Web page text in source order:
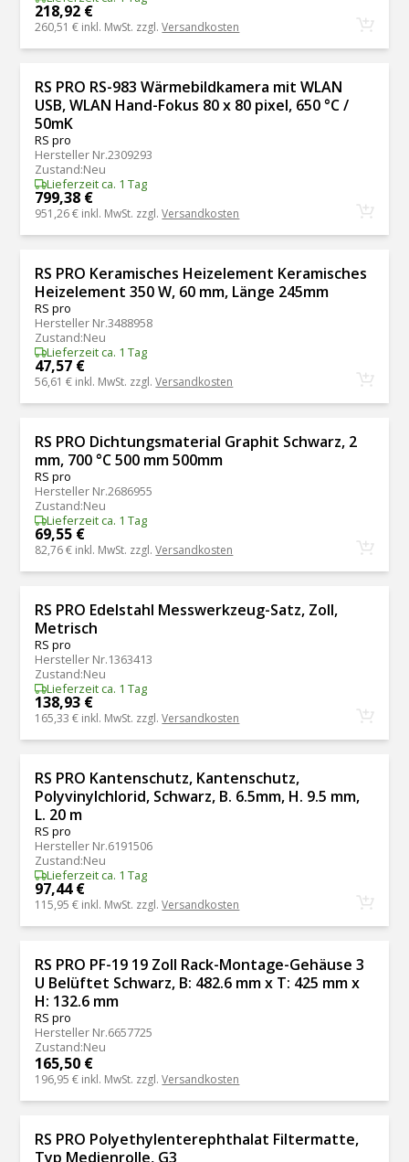
218,92 €
260,51 € inkl. MwSt. zzgl.Versandkosten
RS PRO RS-983 Wärmebildkamera mit WLAN
USB, WLAN Hand-Fokus 80 x 80 pixel, 650 °C /
50mK
RS pro
Hersteller Nr.2309293
Zustand:Neu
Lieferzeit ca. 1 Tag
799,38 €
951,26 € inkl. MwSt. zzgl.Versandkosten
RS PRO Keramisches Heizelement Keramisches
Heizelement 350 W, 60 mm, Länge 245mm
RS pro
Hersteller Nr.3488958
Zustand:Neu
Lieferzeit ca. 1 Tag
47,57 €
56,61 € inkl. MwSt. zzgl.Versandkosten
RS PRO Dichtungsmaterial Graphit Schwarz, 2
mm, 700 °C 500 mm 500mm
RS pro
Hersteller Nr.2686955
Zustand:Neu
Lieferzeit ca. 1 Tag
69,55 €
82,76 € inkl. MwSt. zzgl.Versandkosten
RS PRO Edelstahl Messwerkzeug-Satz, Zoll,
Metrisch
RS pro
Hersteller Nr.1363413
Zustand:Neu
Lieferzeit ca. 1 Tag
138,93 €
165,33 € inkl. MwSt. zzgl.Versandkosten
RS PRO Kantenschutz, Kantenschutz,
Polyvinylchlorid, Schwarz, B. 6.5mm, H. 9.5 mm,
L. 20 m
RS pro
Hersteller Nr.6191506
Zustand:Neu
Lieferzeit ca. 1 Tag
97,44 €
115,95 € inkl. MwSt. zzgl.Versandkosten
RS PRO PF-19 19 Zoll Rack-Montage-Gehäuse 3
U Belüftet Schwarz, B: 482.6 mm x T: 425 mm x
H: 132.6 mm
RS pro
Hersteller Nr.6657725
Zustand:Neu
165,50 €
196,95 € inkl. MwSt. zzgl.Versandkosten
RS PRO Polyethylenterephthalat Filtermatte,
Typ Medienrolle, G3